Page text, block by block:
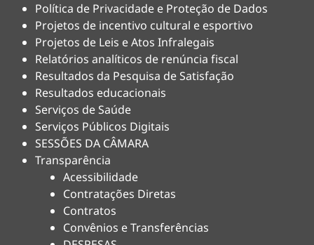
Política de Privacidade e Proteção de Dados
Projetos de incentivo cultural e esportivo
Projetos de Leis e Atos Infralegais
Relatórios analíticos de renúncia fiscal
Resultados da Pesquisa de Satisfação
Resultados educacionais
Serviços de Saúde
Serviços Públicos Digitais
SESSÕES DA CÂMARA
Transparência
Acessibilidade
Contratações Diretas
Contratos
Convênios e Transferências